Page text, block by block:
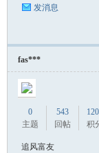
发消息
fas***
0
主题
543
回帖
积
追风富友